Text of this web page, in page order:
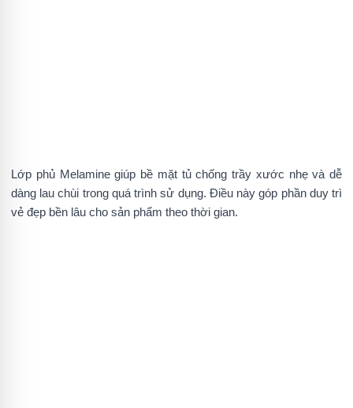
Lớp phủ Melamine giúp bề mặt tủ chống trầy xước nhẹ và dễ
dàng lau chùi trong quá trình sử dụng. Điều này góp phần duy trì
vẻ đẹp bền lâu cho sản phẩm theo thời gian.